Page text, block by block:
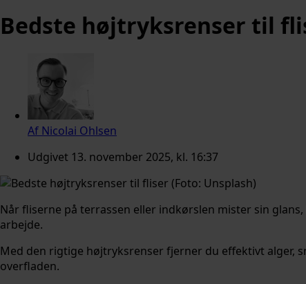
Bedste højtryksrenser til
Af Nicolai Ohlsen
Udgivet 13. november 2025, kl. 16:37
Når fliserne på terrassen eller indkørslen mister sin
arbejde.
Med den rigtige højtryksrenser fjerner du effektivt alger,
overfladen.